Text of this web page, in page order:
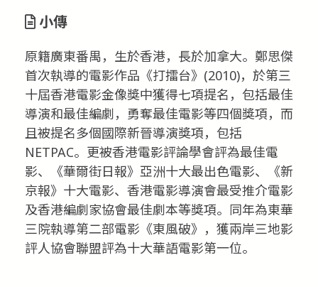
小傳
原籍廣東番禺，生於香港，長於加拿大。鄭思傑
首次執導的電影作品《打擂台》(2010)，於第三
十屆香港電影金像獎中獲得七項提名，包括最佳
導演和最佳編劇，勇奪最佳電影等四個獎項，而
且被提名多個國際新晉導演獎項，包括
NETPAC。更被香港電影評論學會評為最佳電
影、《華爾街日報》亞洲十大最出色電影、《新
京報》十大電影、香港電影導演會最受推介電影
及香港編劇家協會最佳劇本等獎項。同年為東華
三院執導第二部電影《東風破》，獲兩岸三地影
評人協會聯盟評為十大華語電影第一位。